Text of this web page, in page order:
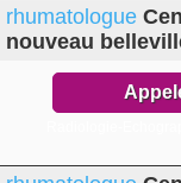
rhumatologue
nouveau